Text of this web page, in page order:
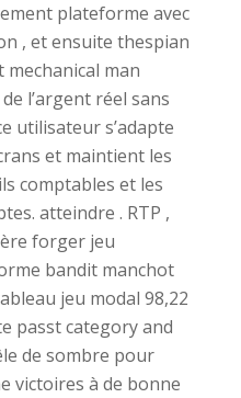
plateforme avec
, et ensuite thespian
mechanical man
l’argent réel sans
utilisateur s’adapte
et maintient les
comptables et les
atteindre . RTP ,
forger jeu
bandit manchot
jeu modal 98,22
passt category and
de sombre pour
victoires à de bonne